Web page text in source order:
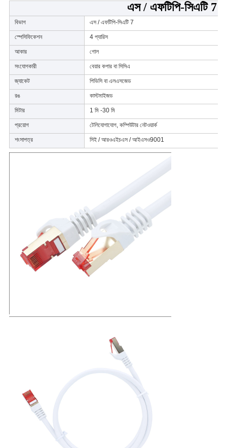
এস / এফটিপি-সিএটি 7
বিভাগ এস / এফটিপি-সিএটি 7
স্পেসিফিকেশন 4 প্যারিস
আকার গোল
সংযোগকারী বেয়ার কপার বা সিসিএ
জ্যাকেট পিভিসি বা এলএসজেড
রঙ কাস্টমাইজড
মিটার 1 মি -30 মি
প্রয়োগ টেলিযোগাযোগ, কম্পিউটার নেটওয়ার্ক
শংসাপত্র সিই / আরওএইচএস / আইএসও9001